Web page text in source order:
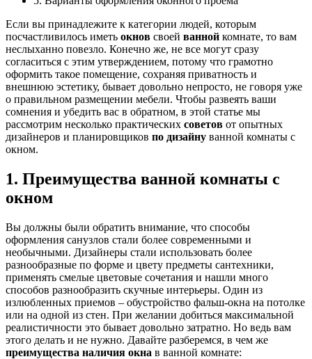
Если вы принадлежите к категории людей, которым
посчастливилось иметь окнов своей ванной комнате, то вам
неслыханно повезло. Конечно же, не все могут сразу
согласиться с этим утверждением, потому что грамотно
оформить такое помещение, сохраняя приватность и
внешнюю эстетику, бывает довольно непросто, не говоря уже
о правильном размещении мебели. Чтобы развеять ваши
сомнения и убедить вас в обратном, в этой статье мы
рассмотрим несколько практических советов от опытных
дизайнеров и планировщиков по дизайну ванной комнаты с
окном.
1. Преимущества ванной комнаты с
окном
Вы должны были обратить внимание, что способы
оформления санузлов стали более современными и
необычными. Дизайнеры стали использовать более
разнообразные по форме и цвету предметы сантехники,
применять смелые цветовые сочетания и нашли много
способов разнообразить скучные интерьеры. Один из
излюбленных приемов – обустройство фальш-окна на потолке
или на одной из стен. При желании добиться максимальной
реалистичности это бывает довольно затратно. Но ведь вам
этого делать и не нужно. Давайте разберемся, в чем же
преимущества наличия окна в ванной комнате: